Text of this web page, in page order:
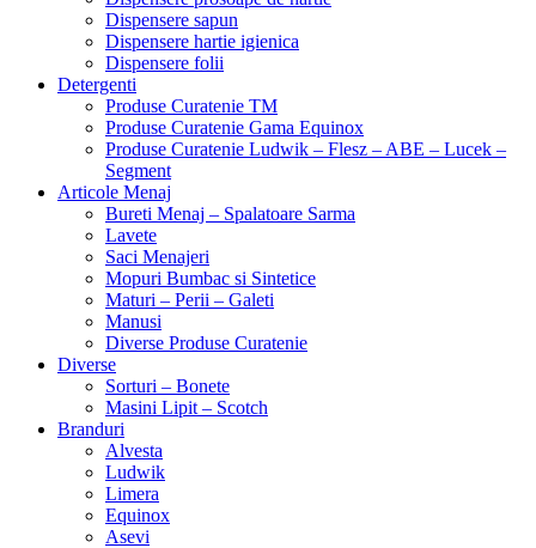
Dispensere sapun
Dispensere hartie igienica
Dispensere folii
Detergenti
Produse Curatenie TM
Produse Curatenie Gama Equinox
Produse Curatenie Ludwik – Flesz – ABE – Lucek –
Segment
Articole Menaj
Bureti Menaj – Spalatoare Sarma
Lavete
Saci Menajeri
Mopuri Bumbac si Sintetice
Maturi – Perii – Galeti
Manusi
Diverse Produse Curatenie
Diverse
Sorturi – Bonete
Masini Lipit – Scotch
Branduri
Alvesta
Ludwik
Limera
Equinox
Asevi